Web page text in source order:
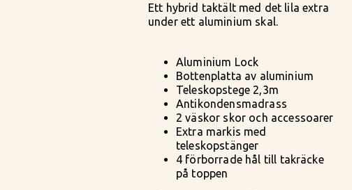
Ett hybrid taktält med det lila extra
under ett aluminium skal.
Aluminium Lock
Bottenplatta av aluminium
Teleskopstege 2,3m
Antikondensmadrass
2 väskor skor och accessoarer
Extra markis med
teleskopstänger
4 förborrade hål till takräcke
på toppen